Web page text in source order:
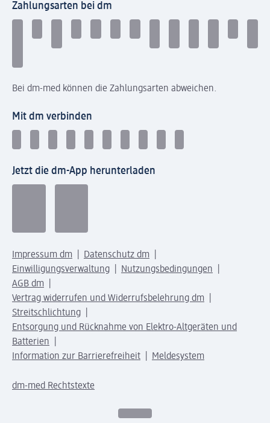
Zahlungsarten bei dm
Bei dm-med können die Zahlungsarten abweichen.
Mit dm verbinden
Jetzt die dm-App herunterladen
Impressum dm
Datenschutz dm
Einwilligungsverwaltung
Nutzungsbedingungen
AGB dm
Vertrag widerrufen und Widerrufsbelehrung dm
Streitschlichtung
Entsorgung und Rücknahme von Elektro-Altgeräten und
Batterien
Information zur Barrierefreiheit
Meldesystem
dm-med Rechtstexte